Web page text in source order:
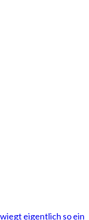
eigentlich so ein